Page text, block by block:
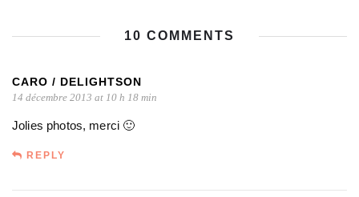
10 COMMENTS
CARO / DELIGHTSON
14 décembre 2013 at 10 h 18 min
Jolies photos, merci 🙂
REPLY